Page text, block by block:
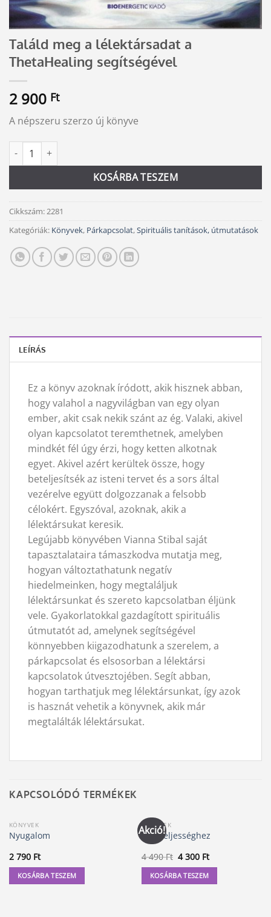
Találd meg a lélektársadat a
ThetaHealing segítségével
2 900 Ft
A népszeru szerzo új könyve
Találd meg a lélektársadat a ThetaHealing segítségével
KOSÁRBA TESZEM
Alternative:
Cikkszám:2281
Kategóriák: Könyvek, Párkapcsolat,Spirituális tanítások, útmutatások
LEÍRÁS
Ez a könyv azoknak íródott, akik hisznek abban,
hogy valahol a nagyvilágban van egy olyan
ember, akit csak nekik szánt az ég. Valaki, akivel
olyan kapcsolatot teremthetnek, amelyben
mindkét fél úgy érzi, hogy ketten alkotnak
egyet. Akivel azért kerültek össze, hogy
beteljesítsék az isteni tervet és a sors által
vezérelve együtt dolgozzanak a felsobb
célokért. Egyszóval, azoknak, akik a
lélektársukat keresik.
Legújabb könyvében Vianna Stibal saját
tapasztalataira támaszkodva mutatja meg,
hogyan változtathatunk negatív
hiedelmeinken, hogy megtaláljuk
lélektársunkat és szereto kapcsolatban éljünk
vele. Gyakorlatokkal gazdagított spirituális
útmutatót ad, amelynek segítségével
könnyebben kiigazodhatunk a szerelem, a
párkapcsolat és elsosorban a lélektársi
kapcsolatok útvesztojében. Segít abban,
hogyan tarthatjuk meg lélektársunkat, így azok
is hasznát vehetik a könyvnek, akik már
megtalálták lélektársukat.
KAPCSOLÓDÓ TERMÉKEK
KÖNYVEK
Nyugalom
2 790 Ft
KOSÁRBA TESZEM
Akció!
KÖNYVEK
Út a teljességhez
4 490Ft Original
price
was:
4
490 Ft.
4 300 FtCurrent
price
is:
4
300 Ft.
KOSÁRBA TESZEM